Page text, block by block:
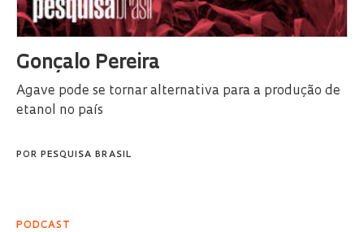
Gonçalo Pereira
Agave pode se tornar alternativa para a produção de
etanol no país
POR PESQUISA BRASIL
PODCAST